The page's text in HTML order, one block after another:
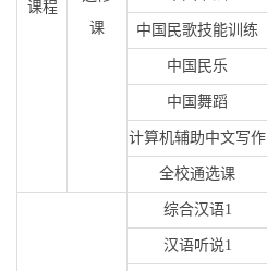
课程
课
中国民歌技能训练
中国民乐
中国舞蹈
计算机辅助中文写作
全校通选课
综合汉语1
汉语听说1